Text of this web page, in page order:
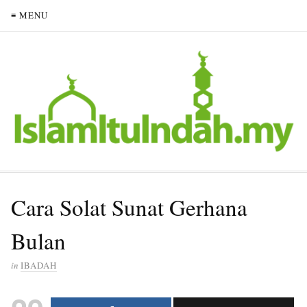
≡ MENU
Cara Solat Sunat Gerhana
Bulan
in IBADAH